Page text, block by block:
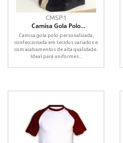
CMSP1
Camisa Gola Polo
Personalizada – Vários Tecidos
e Tamanhos
Camisa gola polo personalizada,
confeccionada em tecidos variados e
com acabamentos de alta qualidade.
Ideal para uniformes...